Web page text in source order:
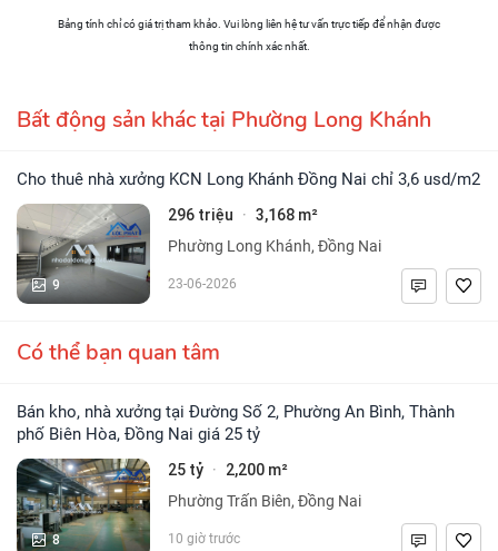
Bảng tính chỉ có giá trị tham khảo. Vui lòng liên hệ tư vấn trực tiếp để nhận được
thông tin chính xác nhất.
Bất động sản khác tại Phường Long Khánh
Cho thuê nhà xưởng KCN Long Khánh Đồng Nai chỉ 3,6 usd/m2
9
296 triệu · 3,168 m²
Phường Long Khánh, Đồng Nai
23-06-2026
Có thể bạn quan tâm
Bán kho, nhà xưởng tại Đường Số 2, Phường An Bình, Thành
phố Biên Hòa, Đồng Nai giá 25 tỷ
8
25 tỷ · 2,200 m²
Phường Trấn Biên, Đồng Nai
10 giờ trước